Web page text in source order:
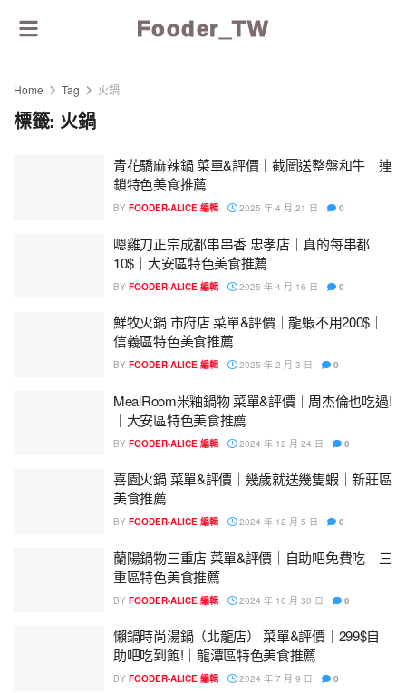
Fooder_TW
Home Tag 火鍋
標籤:火鍋
青花驕麻辣鍋 菜單&評價｜截圖送整盤和牛｜連
鎖特色美食推薦
BY FOODER-ALICE 編輯 2025 年 4 月 21 日 0
嗯雞刀正宗成都串串香 忠孝店｜真的每串都
10$｜大安區特色美食推薦
BY FOODER-ALICE 編輯 2025 年 4 月 16 日 0
鮮牧火鍋 市府店 菜單&評價｜龍蝦不用200$｜
信義區特色美食推薦
BY FOODER-ALICE 編輯 2025 年 2 月 3 日 0
MealRoom米釉鍋物 菜單&評價｜周杰倫也吃過!
｜大安區特色美食推薦
BY FOODER-ALICE 編輯 2024 年 12 月 24 日 0
喜園火鍋 菜單&評價｜幾歲就送幾隻蝦｜新莊區
美食推薦
BY FOODER-ALICE 編輯 2024 年 12 月 5 日 0
蘭陽鍋物三重店 菜單&評價｜自助吧免費吃｜三
重區特色美食推薦
BY FOODER-ALICE 編輯 2024 年 10 月 30 日 0
懶鍋時尚湯鍋（北龍店） 菜單&評價｜299$自
助吧吃到飽!｜龍潭區特色美食推薦
BY FOODER-ALICE 編輯 2024 年 7 月 9 日 0